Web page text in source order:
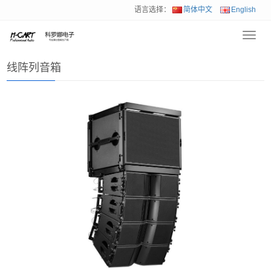
语言选择： 简体中文 English
首页 >产品展示
线阵列音箱